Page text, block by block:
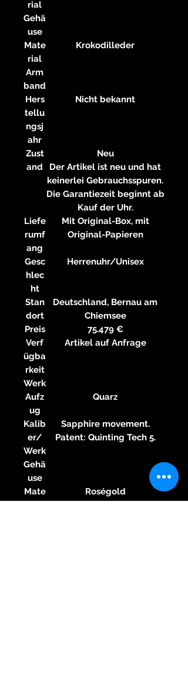
rial
Gehä
use
Mate
rial
Arm
band
Krokodilleder
Hers
tellu
ngsj
ahr
Nicht bekannt
Zust
and
Neu
Der Artikel ist neu und hat
keinerlei Gebrauchsspuren.
Die Garantiezeit beginnt ab
Kauf der Uhr.
Liefe
rumf
ang
Mit Original-Box, mit
Original-Papieren
Gesc
hlec
ht
Herrenuhr/Unisex
Stan
dort
Deutschland, Bernau am
Chiemsee
Preis
75.479 €
Verf
ügba
rkeit
Artikel auf Anfrage
Werk
Aufz
ug
Quarz
Kalib
er/
Werk
Sapphire movement.
Patent: Quinting Tech 5.
Gehä
use
Mate
Roségold